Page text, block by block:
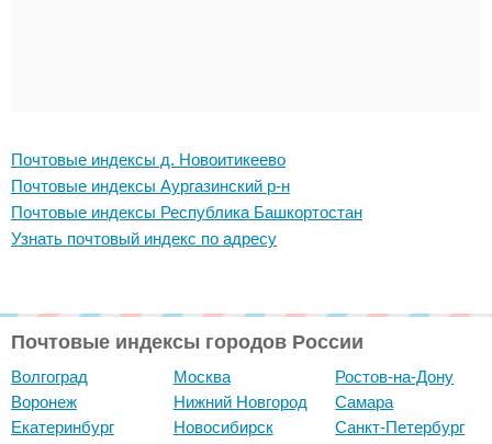
Почтовые индексы д. Новоитикеево
Почтовые индексы Аургазинский р-н
Почтовые индексы Республика Башкортостан
Узнать почтовый индекс по адресу
Почтовые индексы городов России
Волгоград
Воронеж
Екатеринбург
Москва
Нижний Новгород
Новосибирск
Ростов-на-Дону
Самара
Санкт-Петербург